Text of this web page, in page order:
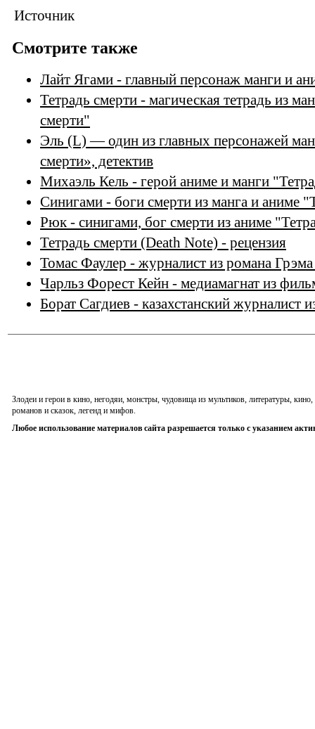
Источник
Смотрите также
Лайт Ягами - главный персонаж манги и
Тетрадь смерти - магическая тетрадь из
смерти"
Эль (L) — один из главных персонажей
смерти», детектив
Михаэль Кель - герой аниме и манги
Синигами - боги смерти из манга и аниме
Рюк - синигами, бог смерти из аниме
Тетрадь смерти (Death Note) - рецензия
Томас Фаулер - журналист из романа
Чарльз Форест Кейн - медиамагнат из
Борат Сагдиев - казахстанский журналист
Злодеи и герои в кино, негодяи, монстры, чудовища из мультиков, литературы,
романов и сказок, легенд и мифов.
Любое использование материалов сайта разрешается только с указанием